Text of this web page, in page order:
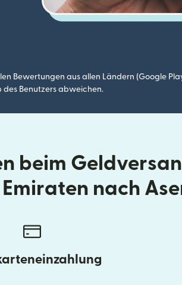
Bewertungen aus allen Ländern (Google
des Benutzers abweichen.
beim
nach